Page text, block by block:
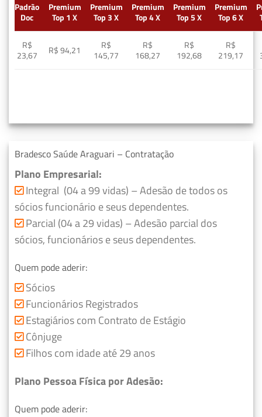
Padrão
Doc
Premium
Top 1 X
Premium
Top 3 X
Premium
Top 4 X
Premium
Top 5 X
Premium
Top 6 X
R$
23,67
R$ 94,21
R$
145,77
R$
168,27
R$
192,68
R$
219,17
Bradesco Saúde Araguari – Contratação
Plano Empresarial:
Integral (04 a 99 vidas) – Adesão de todos os
sócios funcionário e seus dependentes.
Parcial (04 a 29 vidas) – Adesão parcial dos
sócios, funcionários e seus dependentes.
Quem pode aderir:
Sócios
Funcionários Registrados
Estagiários com Contrato de Estágio
Cônjuge
Filhos com idade até 29 anos
Plano Pessoa Física por Adesão:
Quem pode aderir: